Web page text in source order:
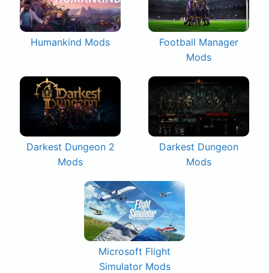
Humankind Mods
Football Manager
Mods
Darkest Dungeon 2
Mods
Darkest Dungeon
Mods
Microsoft Flight
Simulator Mods